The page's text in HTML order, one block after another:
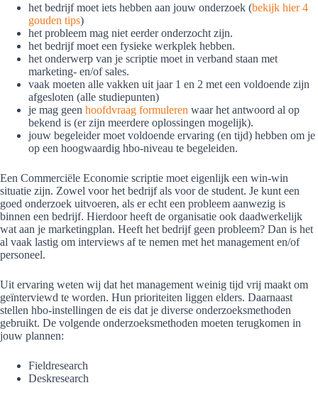
het bedrijf moet iets hebben aan jouw onderzoek (bekijk hier 4
gouden tips)
het probleem mag niet eerder onderzocht zijn.
het bedrijf moet een fysieke werkplek hebben.
het onderwerp van je scriptie moet in verband staan met
marketing- en/of sales.
vaak moeten alle vakken uit jaar 1 en 2 met een voldoende zijn
afgesloten (alle studiepunten)
je mag geen hoofdvraag formuleren waar het antwoord al op
bekend is (er zijn meerdere oplossingen mogelijk).
jouw begeleider moet voldoende ervaring (en tijd) hebben om je
op een hoogwaardig hbo-niveau te begeleiden.
Een Commerciële Economie scriptie moet eigenlijk een win-win
situatie zijn. Zowel voor het bedrijf als voor de student. Je kunt een
goed onderzoek uitvoeren, als er echt een probleem aanwezig is
binnen een bedrijf. Hierdoor heeft de organisatie ook daadwerkelijk
wat aan je marketingplan. Heeft het bedrijf geen probleem? Dan is het
al vaak lastig om interviews af te nemen met het management en/of
personeel.
Uit ervaring weten wij dat het management weinig tijd vrij maakt om
geïnterviewd te worden. Hun prioriteiten liggen elders. Daarnaast
stellen hbo-instellingen de eis dat je diverse onderzoeksmethoden
gebruikt. De volgende onderzoeksmethoden moeten terugkomen in
jouw plannen:
Fieldresearch
Deskresearch